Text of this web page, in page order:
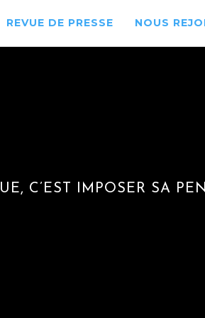
REVUE DE PRESSE NOUS
C’EST IMPOSER SA